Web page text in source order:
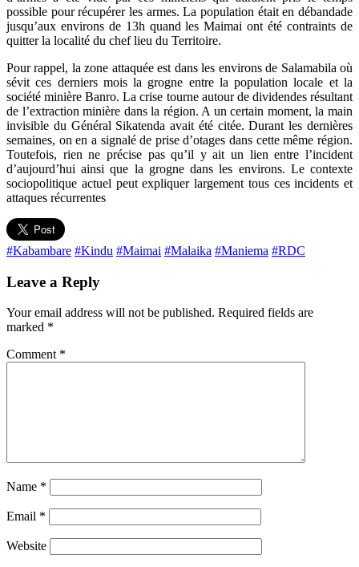
possible pour récupérer les armes. La population était en débandade
jusqu’aux environs de 13h quand les Maimai ont été contraints de
quitter la localité du chef lieu du Territoire.
Pour rappel, la zone attaquée est dans les environs de Salamabila où
sévit ces derniers mois la grogne entre la population locale et la
société minière Banro. La crise tourne autour de dividendes résultant
de l’extraction minière dans la région. A un certain moment, la main
invisible du Général Sikatenda avait été citée. Durant les dernières
semaines, on en a signalé de prise d’otages dans cette même région.
Toutefois, rien ne précise pas qu’il y ait un lien entre l’incident
d’aujourd’hui ainsi que la grogne dans les environs. Le contexte
sociopolitique actuel peut expliquer largement tous ces incidents et
attaques récurrentes
#Kabambare #Kindu #Maimai #Malaika #Maniema #RDC
Leave a Reply
Your email address will not be published. Required fields are
marked *
Comment *
Name *
Email *
Website